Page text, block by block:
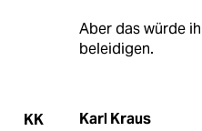
Aber das würde
beleidigen.
KK Karl Kraus